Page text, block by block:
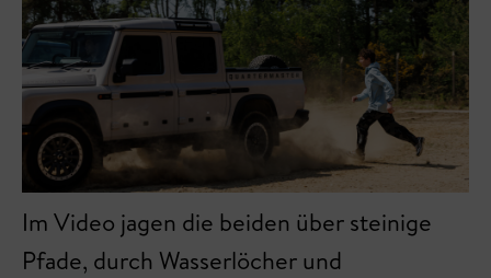
Im Video jagen die beiden über steinige
Pfade, durch Wasserlöcher und